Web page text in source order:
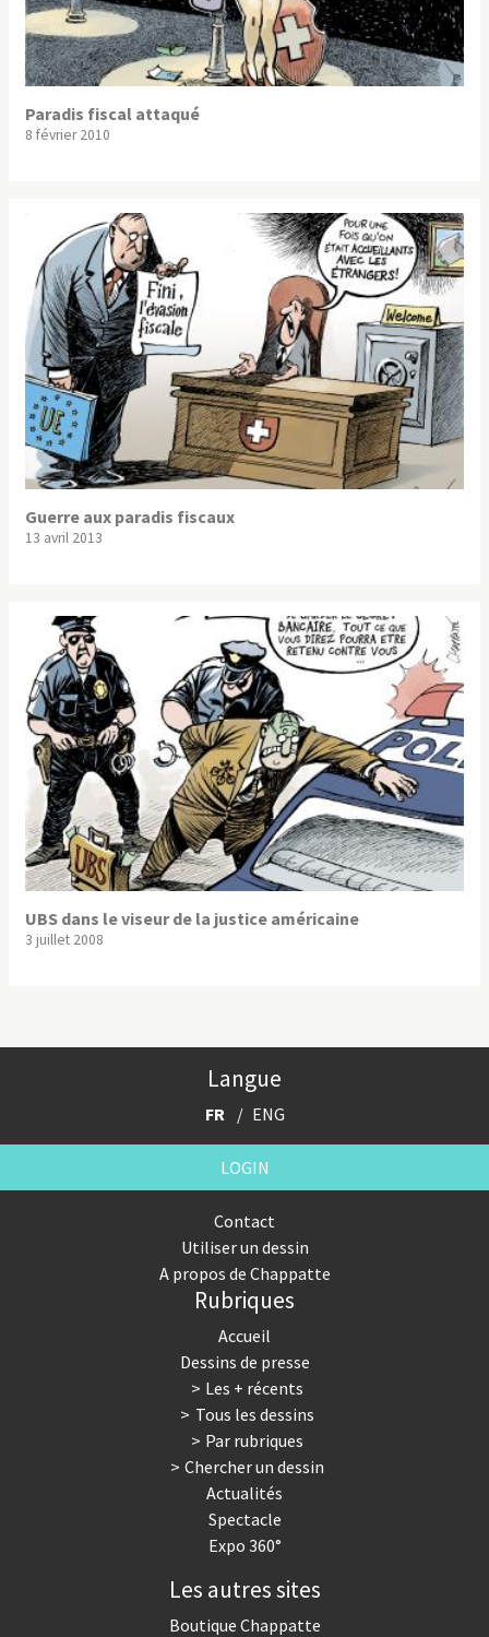
Paradis fiscal attaqué
8 février 2010
Guerre aux paradis fiscaux
13 avril 2013
UBS dans le viseur de la justice américaine
3 juillet 2008
Langue
FR ENG
LOGIN
Contact
Utiliser un dessin
A propos de Chappatte
Rubriques
Accueil
Dessins de presse
Les + récents
Tous les dessins
Par rubriques
Chercher un dessin
Actualités
Spectacle
Expo 360°
Les autres sites
Boutique Chappatte